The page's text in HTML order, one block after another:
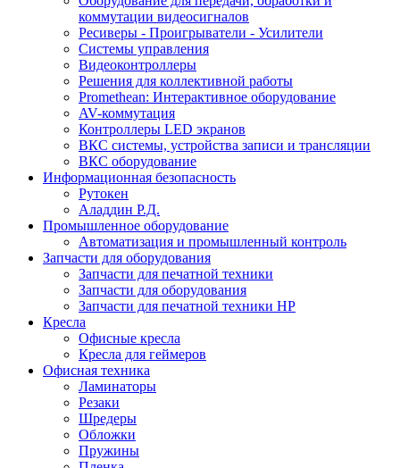
коммутации видеосигналов
Ресиверы - Проигрыватели - Усилители
Системы управления
Видеоконтроллеры
Решения для коллективной работы
Promethean: Интерактивное оборудование
AV-коммутация
Контроллеры LED экранов
ВКС системы, устройства записи и трансляции
ВКС оборудование
Информационная безопасность
Рутокен
Аладдин Р.Д.
Промышленное оборудование
Автоматизация и промышленный контроль
Запчасти для оборудования
Запчасти для печатной техники
Запчасти для оборудования
Запчасти для печатной техники HP
Кресла
Офисные кресла
Кресла для геймеров
Офисная техника
Ламинаторы
Резаки
Шредеры
Обложки
Пружины